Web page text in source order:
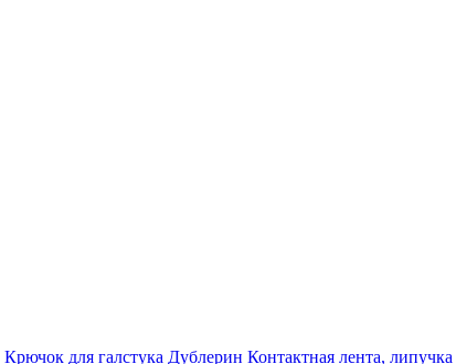
Крючок для галстука Дублерин Контактная лента, липучка